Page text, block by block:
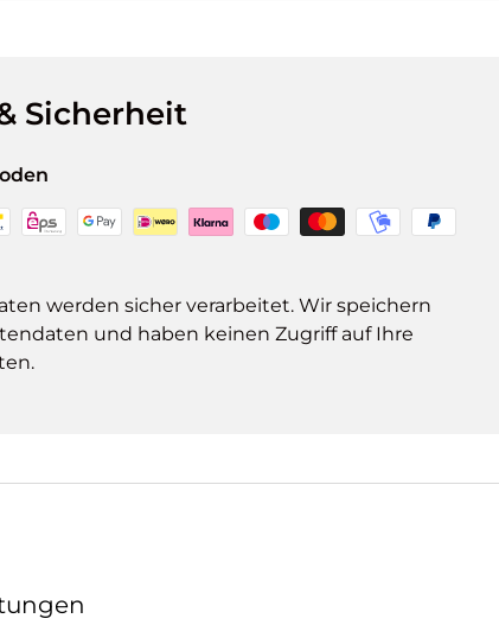
Sicherheit
werden sicher verarbeitet. Wir speichern
und haben keinen Zugriff auf Ihre